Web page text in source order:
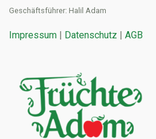
Geschäftsführer: Halil Adam
Impressum | Datenschutz | AGB